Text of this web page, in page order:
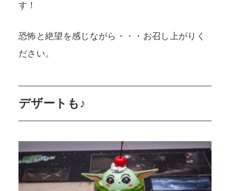
す！
恐怖と絶望を感じながら・・・お召し上がりく
ださい。
デザートも♪